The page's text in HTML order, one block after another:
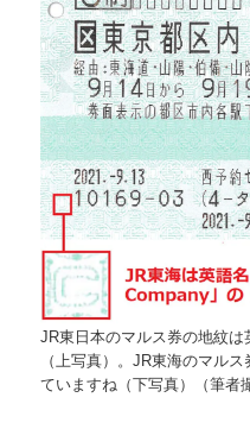
JR東日本のマルス券の地紋
（上写真）。JR東海のマル
ていますね（下写真）（筆者